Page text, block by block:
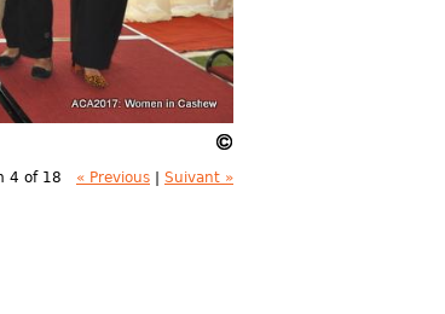
4 of 18 « Previous Suivant »